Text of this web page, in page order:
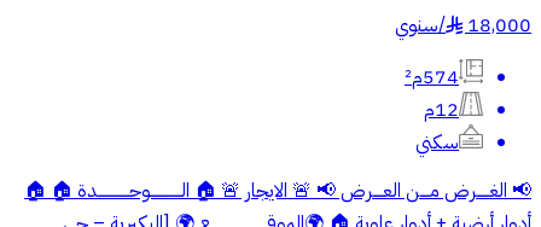
18,000
§
/سنوي
574م²
12م
سكني
📢 الغـــــرض مــــن العــــرض 📢 🚨 الايجار 🚨 🏠 الـــــــــــــوحـــــــــــــدة 🏠 🏠